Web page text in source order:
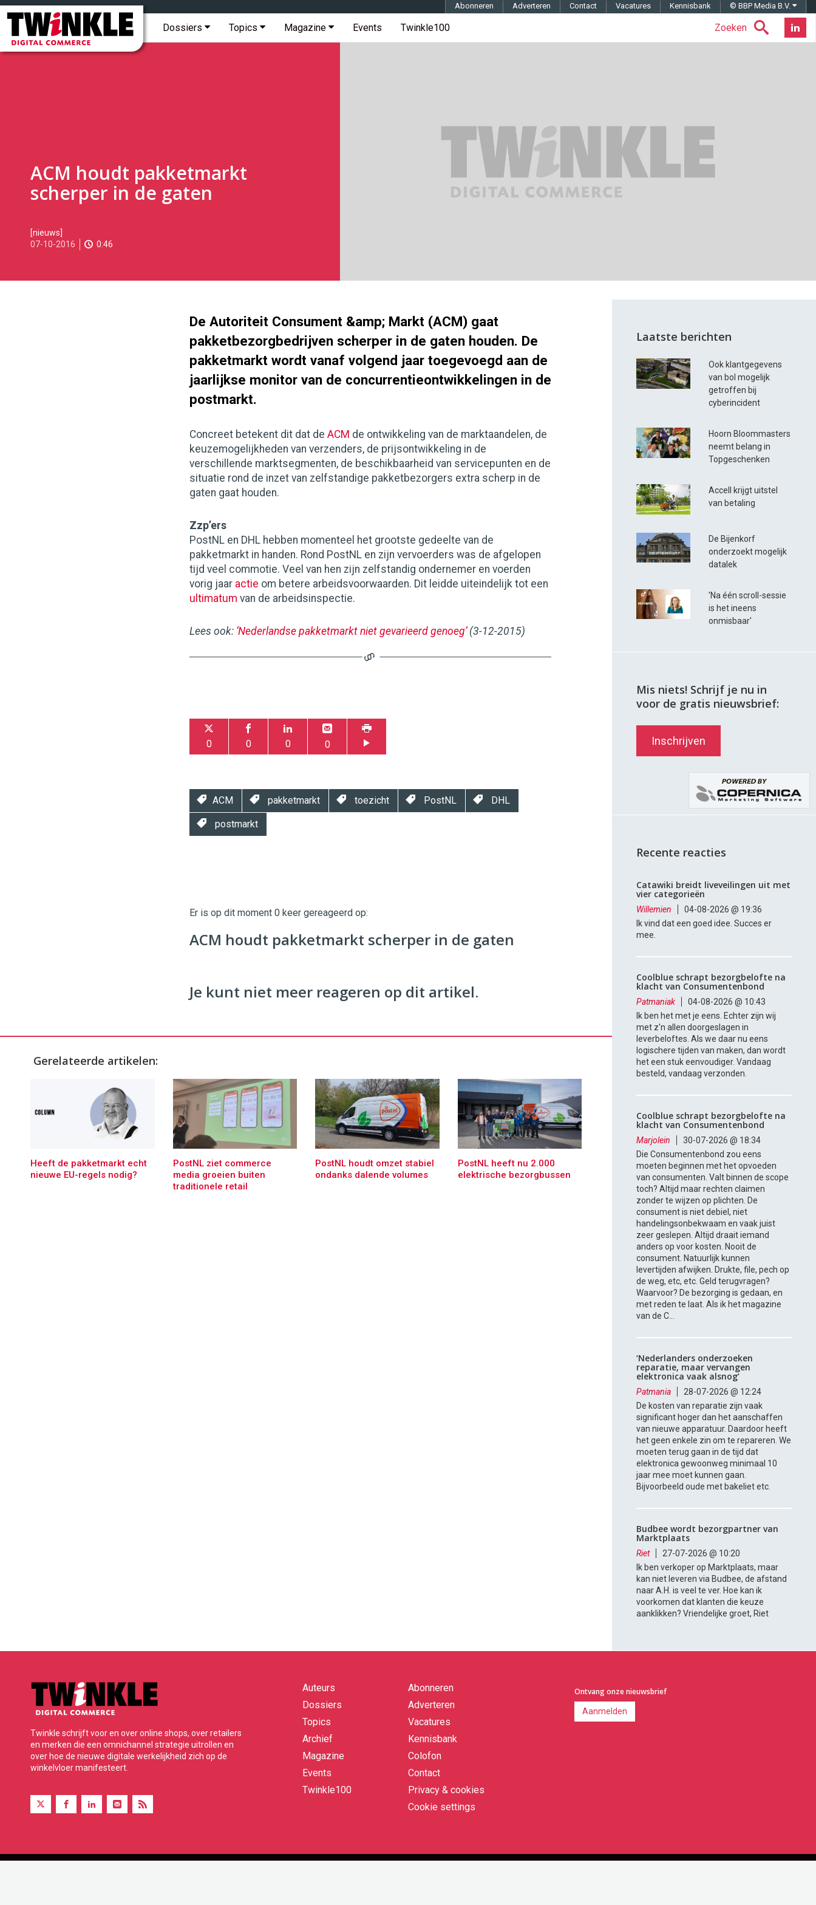
Twinkle
Digital
Commerce
Hoofdmenu Zoeken
Dossiers Topics Magazine Events Twinkle100
Topmenu Abonneren Adverteren Contact Vacatures Kennisbank © BBP Media B.V.
ACM houdt pakketmarkt
scherper in de gaten
2016-
10-
05-
[nieuws]
07-10-2016
0:46
De Autoriteit Consument &amp; Markt (ACM) gaat
pakketbezorgbedrijven scherper in de gaten houden. De
pakketmarkt wordt vanaf volgend jaar toegevoegd aan de
jaarlijkse monitor van de concurrentieontwikkelingen in de
postmarkt.
Concreet betekent dit dat de ACM de ontwikkeling van de marktaandelen, de
keuzemogelijkheden van verzenders, de prijsontwikkeling in de
verschillende marktsegmenten, de beschikbaarheid van servicepunten en de
situatie rond de inzet van zelfstandige pakketbezorgers extra scherp in de
gaten gaat houden.
Zzp’ers
PostNL en DHL hebben momenteel het grootste gedeelte van de
pakketmarkt in handen. Rond PostNL en zijn vervoerders was de afgelopen
tijd veel commotie. Veel van hen zijn zelfstandig ondernemer en voerden
vorig jaar actie om betere arbeidsvoorwaarden. Dit leidde uiteindelijk tot een
ultimatum van de arbeidsinspectie.
Lees ook: ‘Nederlandse pakketmarkt niet gevarieerd genoeg’(3-12-2015)
0 0 0 0
ACM pakketmarkt toezicht PostNL DHL
postmarkt
Digital
96 54
Er is op dit moment 0 keer gereageerd op:
ACM houdt pakketmarkt scherper in de gaten
Je kunt niet meer reageren op dit artikel.
Gerelateerde artikelen:
Heeft de pakketmarkt echt
nieuwe EU-regels nodig?
PostNL ziet commerce
media groeien buiten
traditionele retail
PostNL houdt omzet stabiel
ondanks dalende volumes
PostNL heeft nu 2.000
elektrische bezorgbussen
Laatste berichten
Ook klantgegevens
van bol mogelijk
getroffen bij
cyberincident
Hoorn Bloommasters
neemt belang in
Topgeschenken
Accell krijgt uitstel
van betaling
De Bijenkorf
onderzoekt mogelijk
datalek
'Na één scroll-sessie
is het ineens
onmisbaar'
Mis niets! Schrijf je nu in
voor de gratis nieuwsbrief:
Inschrijven
Recente reacties
Catawiki breidt liveveilingen uit met
vier categorieën
Willemien
04-08-2026 @ 19:36
Ik vind dat een goed idee. Succes er
mee.
Coolblue schrapt bezorgbelofte na
klacht van Consumentenbond
Patmaniak
04-08-2026 @ 10:43
Ik ben het met je eens. Echter zijn wij
met z'n allen doorgeslagen in
leverbeloftes. Als we daar nu eens
logischere tijden van maken, dan wordt
het een stuk eenvoudiger. Vandaag
besteld, vandaag verzonden.
Coolblue schrapt bezorgbelofte na
klacht van Consumentenbond
Marjolein
30-07-2026 @ 18:34
Die Consumentenbond zou eens
moeten beginnen met het opvoeden
van consumenten. Valt binnen de scope
toch? Altijd maar rechten claimen
zonder te wijzen op plichten. De
consument is niet debiel, niet
handelingsonbekwaam en vaak juist
zeer geslepen. Altijd draait iemand
anders op voor kosten. Nooit de
consument. Natuurlijk kunnen
levertijden afwijken. Drukte, file, pech op
de weg, etc, etc. Geld terugvragen?
Waarvoor? De bezorging is gedaan, en
met reden te laat. Als ik het magazine
van de C...
‘Nederlanders onderzoeken
reparatie, maar vervangen
elektronica vaak alsnog’
Patmania
28-07-2026 @ 12:24
De kosten van reparatie zijn vaak
significant hoger dan het aanschaffen
van nieuwe apparatuur. Daardoor heeft
het geen enkele zin om te repareren. We
moeten terug gaan in de tijd dat
elektronica gewoonweg minimaal 10
jaar mee moet kunnen gaan.
Bijvoorbeeld oude met bakeliet etc.
Budbee wordt bezorgpartner van
Marktplaats
Riet
27-07-2026 @ 10:20
Ik ben verkoper op Marktplaats, maar
kan niet leveren via Budbee, de afstand
naar A.H. is veel te ver. Hoe kan ik
voorkomen dat klanten die keuze
aanklikken? Vriendelijke groet, Riet
Twinkle schrijft voor en over online shops, over retailers
en merken die een omnichannel strategie uitrollen en
over hoe de nieuwe digitale werkelijkheid zich op de
winkelvloer manifesteert.
Quick
links
Auteurs
Dossiers
Topics
Archief
Magazine
Events
Twinkle100
Abonneren
Adverteren
Vacatures
Kennisbank
Colofon
Contact
Privacy & cookies
Cookie settings
Ontvang onze nieuwsbrief
Aanmelden